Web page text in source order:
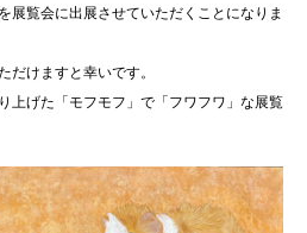
展覧会に出展させていただくことになりま
けますと幸いです。
上げた「モフモフ」で「フワフワ」な展覧